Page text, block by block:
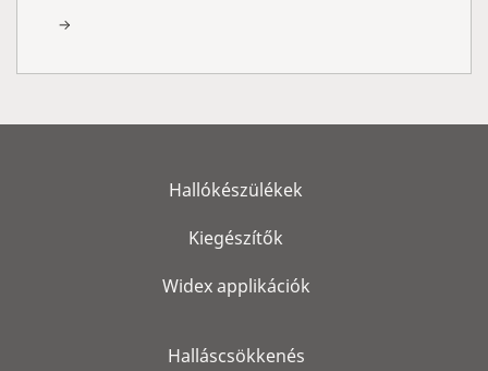
Hallókészülékek
Kiegészítők
Widex applikációk
Halláscsökkenés